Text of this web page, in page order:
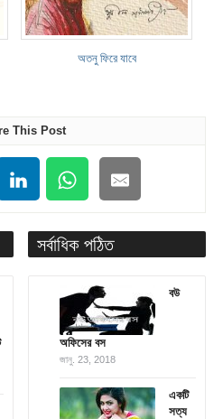
অতনু ফিরে যাবে
This Post
সর্বাধিক পঠিত
বউ
অফিসের বস
জানু. 23, 2018
একটি
সত্য